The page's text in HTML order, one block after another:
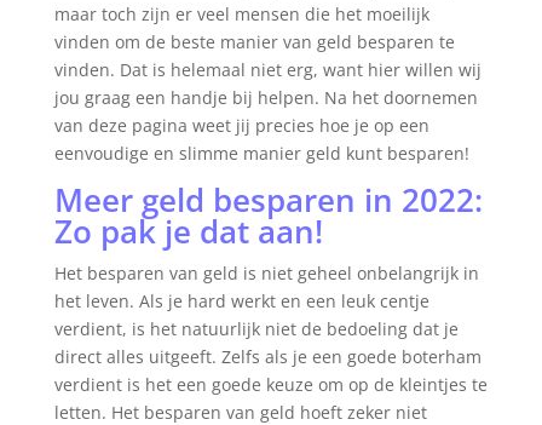
maar toch zijn er veel mensen die het moeilijk
vinden om de beste manier van geld besparen te
vinden. Dat is helemaal niet erg, want hier willen wij
jou graag een handje bij helpen. Na het doornemen
van deze pagina weet jij precies hoe je op een
eenvoudige en slimme manier geld kunt besparen!
Meer geld besparen in 2022:
Zo pak je dat aan!
Het besparen van geld is niet geheel onbelangrijk in
het leven. Als je hard werkt en een leuk centje
verdient, is het natuurlijk niet de bedoeling dat je
direct alles uitgeeft. Zelfs als je een goede boterham
verdient is het een goede keuze om op de kleintjes te
letten. Het besparen van geld hoeft zeker niet